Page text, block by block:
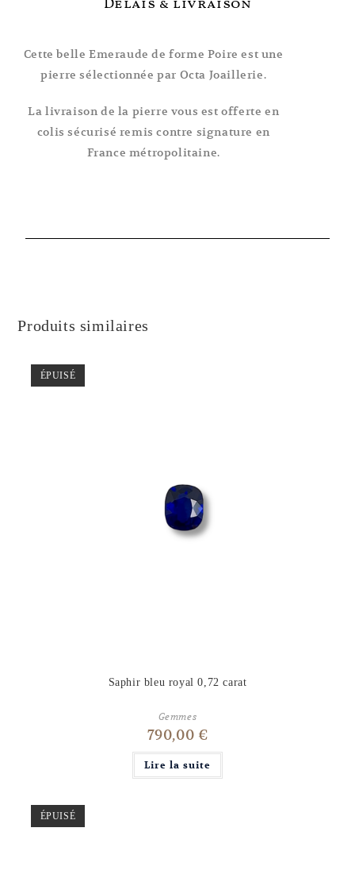
Délais & livraison
Cette belle Emeraude de forme Poire est une
pierre sélectionnée par Octa Joaillerie.
La livraison de la pierre vous est offerte en
colis sécurisé remis contre signature en
France métropolitaine.
Produits similaires
ÉPUISÉ
Saphir bleu royal 0,72 carat
Gemmes
790,00 €
Lire la suite
ÉPUISÉ